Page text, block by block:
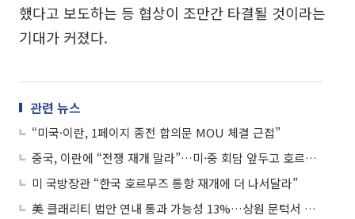
했다고 보도하는 등 협상이 조만간 타결될 것이라는
기대가 커졌다.
관련 뉴스
“미국·이란, 1페이지 종전 합의문 MOU 체결 근접”
중국, 이란에 “전쟁 재개 말라”…미·중 회담 앞두고 호르무즈 재개방 압박
미 국방장관 “한국 호르무즈 통항 재개에 더 나서달라”
美 클래리티 법안 연내 통과 가능성 13%…상원 문턱서 제동